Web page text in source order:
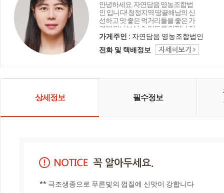
안녕하세요. 자연담음 영농조합법
인 입니다! 청정지역 땅끝해남의 신
선하고 맛 좋은 먹거리들을 좋은 가
격에 만나보실 수 있도록 언제나 정
직하게 운영하겠습니다!
가게주인 : 자연담음 영농조합법인
전화 및 택배정보
상세정보 필수정보
** 극조생종으로 푸른빛의 껍질에 신맛이 강합니다